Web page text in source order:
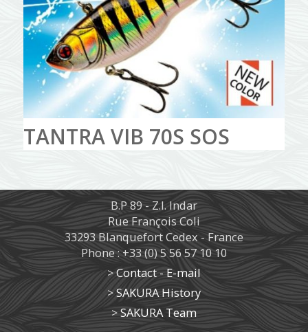
TANTRA VIB 70S SOS
B.P 89 - Z.I. Indar
Rue François Coli
33293 Blanquefort Cedex - France
Phone : +33 (0) 5 56 57 10 10
>Contact - E-mail
>SAKURA History
>SAKURA Team